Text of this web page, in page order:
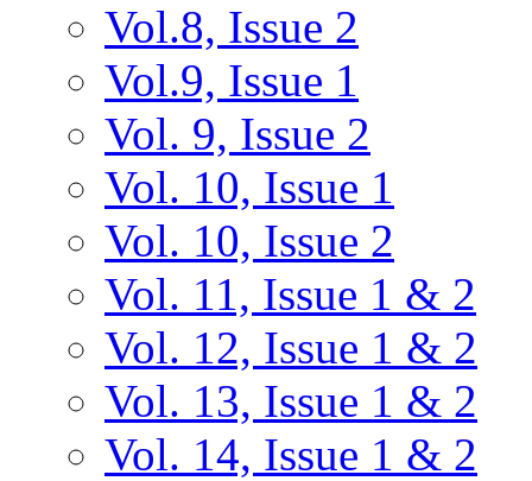
Vol.8, Issue 2
Vol.9, Issue 1
Vol. 9, Issue 2
Vol. 10, Issue 1
Vol. 10, Issue 2
Vol. 11, Issue 1 & 2
Vol. 12, Issue 1 & 2
Vol. 13, Issue 1 & 2
Vol. 14, Issue 1 & 2